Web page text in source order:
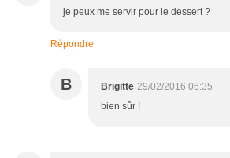
je peux me servir pour le dessert ?
Répondre
B Brigitte 29/02/2016 06:35
bien sûr !